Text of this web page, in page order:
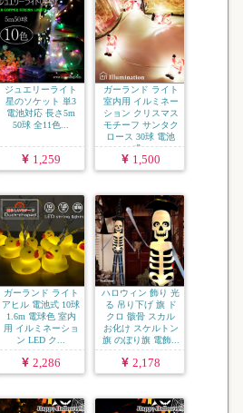
ジュエリーライト
星のソケット 単3
電池対応 長さ5m
50球 全11色...
1,259
ガーランド ライト
室内用 イルミネー
ション クリスマス
モチーフ サンタク
ロース 30球 電池
式...
1,500
ガーランド ライト
アヒル 電池式 10球
1.6m 電球色 室内
用 イルミネーショ
ン LED ク...
2,286
ハロウィン 飾り 光
る 吊り下げ 旗 ド
クロ 骸骨 スカル
お化け スケルトン
旗 のぼり旗 電飾...
2,178